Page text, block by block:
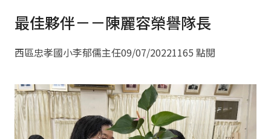
最佳夥伴－－陳麗容榮譽隊長
西區忠孝國小李郁儒主任09/07/20221165 點閱